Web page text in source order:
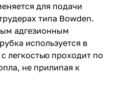
для подачи
типа Bowden.
адгезионным
используется в
легкостью проходит по
не прилипая к